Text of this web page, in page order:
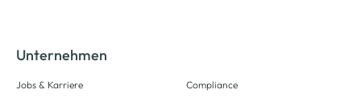
Unternehmen
Jobs & Karriere Compliance